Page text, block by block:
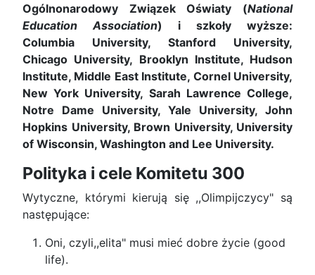
Ogólnonarodowy Związek Oświaty (National
Education Association) i szkoły wyższe:
Columbia University, Stanford University,
Chicago University, Brooklyn Institute, Hudson
Institute, Middle East Institute, Cornel University,
New York University, Sarah Lawrence College,
Notre Dame University, Yale University, John
Hopkins University, Brown University, University
of Wisconsin, Washington and Lee University.
Polityka i cele Komitetu 300
Wytyczne, którymi kierują się ,,Olimpijczycy" są
następujące:
Oni, czyli,,elita" musi mieć dobre życie (good
life).